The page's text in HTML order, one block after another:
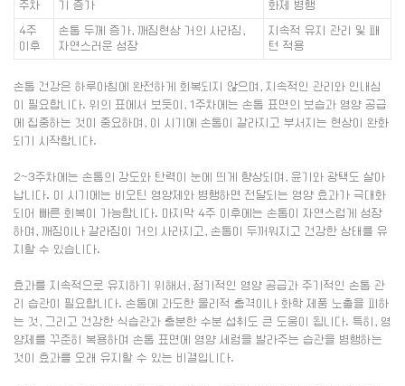
주차 기 증가
화제 병행
4주
이후
손톱 두께 증가, 깨짐현상 거의 사라짐,
자연스러운 성장
지속적 유지 관리 및 패
턴 적용
손톱 건강은 하루아침에 완전하게 회복되지 않으며, 지속적인 관리와 인내심
이 필요합니다. 위의 표에서 보듯이, 1주차에는 손톱 표면의 보습과 영양 공급
에 집중하는 것이 중요하며, 이 시기에 손톱이 갈라지고 부서지는 현상이 완화
되기 시작합니다.
2~3주차에는 손톱의 강도와 탄력이 눈에 띄게 향상되며, 윤기와 광택도 살아
납니다. 이 시기에는 비오틴 영양제와 병행하면 전달되는 영양 효과가 극대화
되어 빠른 회복이 가능합니다. 마지막 4주 이후에는 손톱이 자연스럽게 성장
하며, 깨짐이나 갈라짐이 거의 사라지고, 손톱이 두꺼워지고 건강한 상태를 유
지할 수 있습니다.
효과를 지속적으로 유지하기 위해서, 정기적인 영양 공급과 주기적인 손톱 관
리 습관이 필요합니다. 손톱에 과도한 물리적 충격이나 화학 제품 노출을 피하
는 것, 그리고 건강한 식습관과 충분한 수분 섭취도 큰 도움이 됩니다. 특히, 영
양제를 꾸준히 복용하며 손톱 표면에 영양 세럼을 발라주는 습관을 병행하는
것이 효과를 오래 유지할 수 있는 비결입니다.